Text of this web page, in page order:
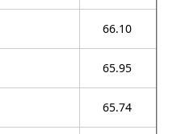
66.10
65.95
65.74